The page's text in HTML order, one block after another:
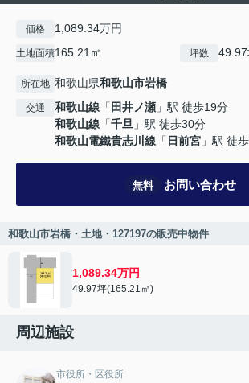
価格 1,089.34万円
土地面積165.21㎡ 坪数
所在地 和歌山県和歌山市岩橋
交通 和歌山線 「 田井ノ瀬 」駅 徒歩19分
和歌山線 「千旦 」駅 徒歩30分
和歌山電鐵貴志川線 「 日前宮 」駅 徒
無料 お問い合わせ
和歌山市岩橋・土地・127197の販売中物件
1,089.34万円
49.97坪(165.21㎡)
周辺施設
市役所・区役所